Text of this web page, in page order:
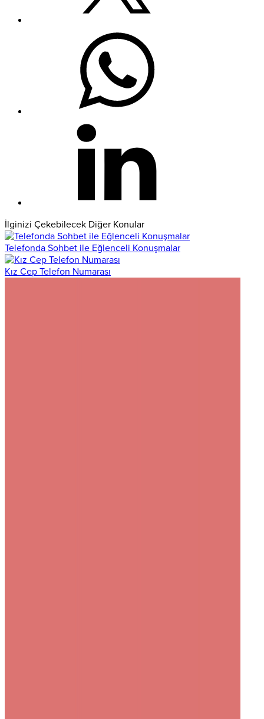
İlginizi Çekebilecek Diğer Konular
Telefonda Sohbet ile Eğlenceli Konuşmalar
Kız Cep Telefon Numarası